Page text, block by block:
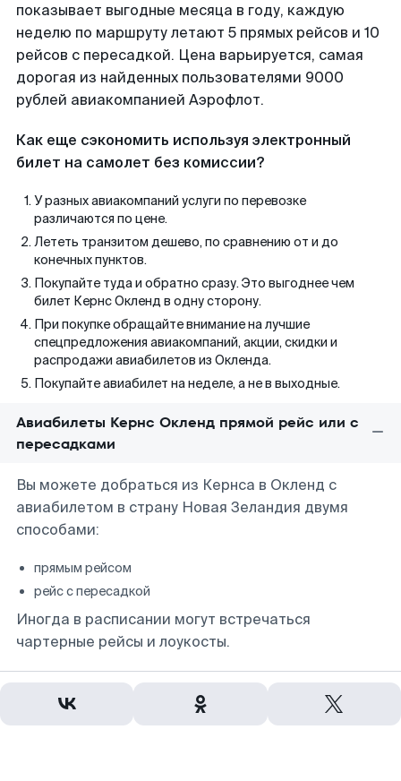
показывает выгодные месяца в году, каждую
неделю по маршруту летают 5 прямых рейсов и 10
рейсов с пересадкой. Цена варьируется, самая
дорогая из найденных пользователями 9000
рублей авиакомпанией Аэрофлот.
Как еще сэкономить используя электронный
билет на самолет без комиссии?
У разных авиакомпаний услуги по перевозке
различаются по цене.
Лететь транзитом дешево, по сравнению от и до
конечных пунктов.
Покупайте туда и обратно сразу. Это выгоднее чем
билет Кернс Окленд в одну сторону.
При покупке обращайте внимание на лучшие
спецпредложения авиакомпаний, акции, скидки и
распродажи авиабилетов из Окленда.
Покупайте авиабилет на неделе, а не в выходные.
Авиабилеты Кернс Окленд прямой рейс или с
пересадками
Вы можете добраться из Кернса в Окленд с
авиабилетом в страну Новая Зеландия двумя
способами:
прямым рейсом
рейс с пересадкой
Иногда в расписании могут встречаться
чартерные рейсы и лоукосты.